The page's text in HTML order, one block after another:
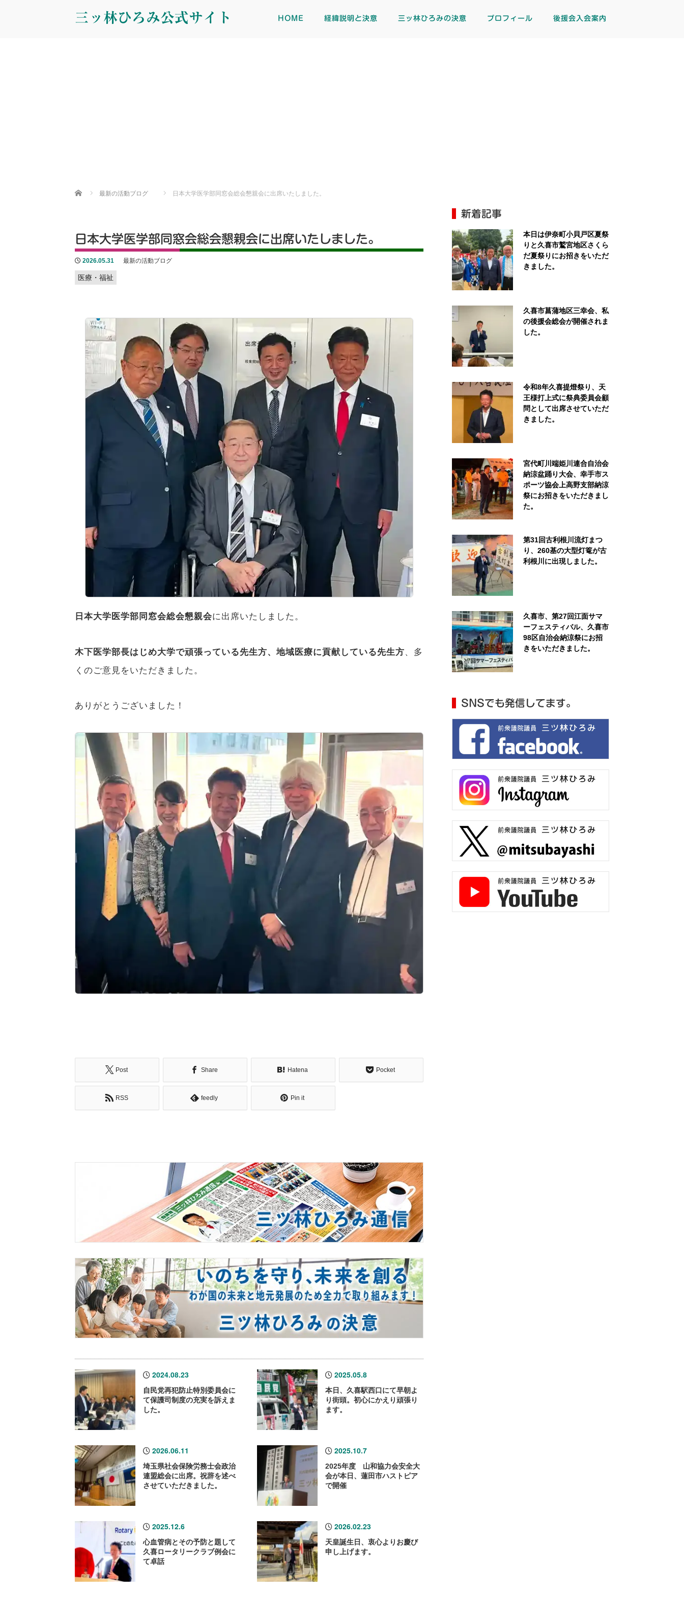
三ッ林ひろみ公式サイト HOME 経緯説明と決意 三ッ林ひろみの決意 プロフィール 後援会入会案内
Home 最新の活動ブログ 日本大学医学部同窓会総会懇親会に出席いたしました。
日本大学医学部同窓会総会懇親会に出席いたしました。
2026.05.31 最新の活動ブログ
医療・福祉
日本大学医学部同窓会総会懇親会に出席いたしました。
木下医学部長はじめ大学で頑張っている先生方、地域医療に貢献している先生方、多
くのご意見をいただきました。
ありがとうございました！
Post Share Hatena Pocket
RSS feedly Pin it
2024.08.23
自民党再犯防止特別委員会に
て保護司制度の充実を訴えま
した。
2025.05.8
本日、久喜駅西口にて早朝よ
り街頭。初心にかえり頑張り
ます。
2026.06.11
埼玉県社会保険労務士会政治
連盟総会に出席。祝辞を述べ
させていただきました。
2025.10.7
2025年度 山和協力会安全大
会が本日、蓮田市ハストピア
で開催
2025.12.6
心血管病とその予防と題して
久喜ロータリークラブ例会に
て卓話
2026.02.23
天皇誕生日、衷心よりお慶び
申し上げます。
新着記事
本日は伊奈町小貝戸区夏祭
りと久喜市鷲宮地区さくら
だ夏祭りにお招きをいただ
きました。
久喜市菖蒲地区三幸会、私
の後援会総会が開催されま
した。
令和8年久喜提燈祭り、天
王様打上式に祭典委員会顧
問として出席させていただ
きました。
宮代町川端姫川連合自治会
納涼盆踊り大会、幸手市ス
ポーツ協会上高野支部納涼
祭にお招きをいただきまし
た。
第31回古利根川流灯まつ
り、260基の大型灯篭が古
利根川に出現しました。
久喜市、第27回江面サマ
ーフェスティバル、久喜市
98区自治会納涼祭にお招
きをいただきました。
SNSでも発信してます。